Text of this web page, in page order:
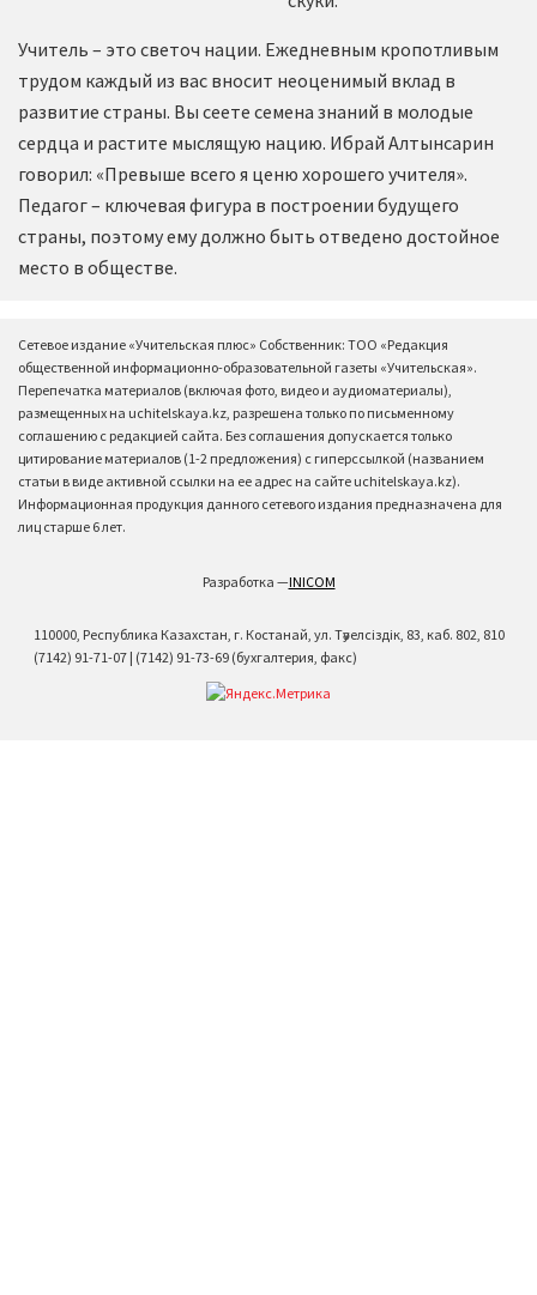
Учитель – это светоч нации. Ежедневным кропотливым
трудом каждый из вас вносит неоценимый вклад в
развитие страны. Вы сеете семена знаний в молодые
сердца и растите мыслящую нацию. Ибрай Алтынсарин
говорил: «Превыше всего я ценю хорошего учителя».
Педагог – ключевая фигура в построении будущего
страны, поэтому ему должно быть отведено достойное
место в обществе.
Сетевое издание «Учительская плюс» Собственник: ТОО «Редакция
общественной информационно-образовательной газеты «Учительская».
Перепечатка материалов (включая фото, видео и аудиоматериалы),
размещенных на uchitelskaya.kz, разрешена только по письменному
соглашению с редакцией сайта. Без соглашения допускается только
цитирование материалов (1-2 предложения) с гиперссылкой (названием
статьи в виде активной ссылки на ее адрес на сайте uchitelskaya.kz).
Информационная продукция данного сетевого издания предназначена для
лиц старше 6 лет.
Разработка —INICOM
110000, Республика Казахстан, г. Костанай, ул. Тәуелсіздік, 83, каб. 802, 810
(7142) 91-71-07 | (7142) 91-73-69 (бухгалтерия, факс)